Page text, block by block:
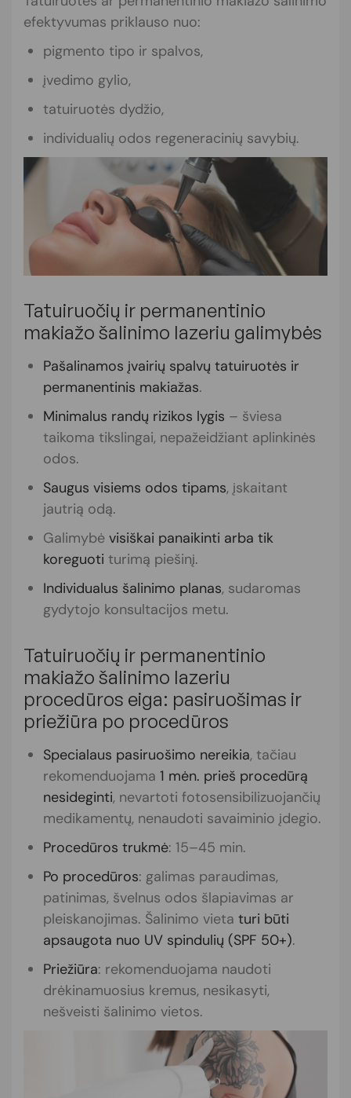
efektyvumas priklauso nuo:
pigmento tipo ir spalvos,
įvedimo gylio,
tatuiruotės dydžio,
individualių odos regeneracinių savybių.
Tatuiruočių ir permanentinio
makiažo šalinimo lazeriu galimybės
Pašalinamos įvairių spalvų tatuiruotės ir
permanentinis makiažas.
Minimalus randų rizikos lygis – šviesa
taikoma tikslingai, nepažeidžiant aplinkinės
odos.
Saugus visiems odos tipams, įskaitant
jautrią odą.
Galimybė visiškai panaikinti arba tik
koreguoti turimą piešinį.
Individualus šalinimo planas, sudaromas
gydytojo konsultacijos metu.
Tatuiruočių ir permanentinio
makiažo šalinimo lazeriu
procedūros eiga: pasiruošimas ir
priežiūra po procedūros
Specialaus pasiruošimo nereikia, tačiau
rekomenduojama 1 mėn. prieš procedūrą
nesideginti, nevartoti fotosensibilizuojančių
medikamentų, nenaudoti savaiminio įdegio.
Procedūros trukmė: 15–45 min.
Po procedūros: galimas paraudimas,
patinimas, švelnus odos šlapiavimas ar
pleiskanojimas. Šalinimo vieta turi būti
apsaugota nuo UV spindulių (SPF 50+).
Priežiūra: rekomenduojama naudoti
drėkinamuosius kremus, nesikasyti,
nešveisti šalinimo vietos.